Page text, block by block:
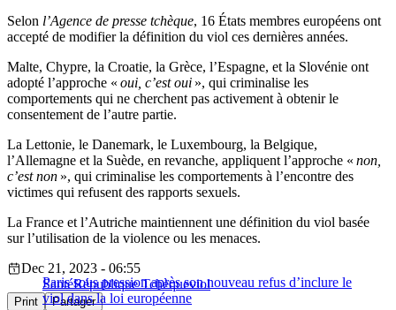
Selon l’Agence de presse tchèque, 16 États membres européens ont
accepté de modifier la définition du viol ces dernières années.
Malte, Chypre, la Croatie, la Grèce, l’Espagne, et la Slovénie ont
adopté l’approche « oui, c’est oui », qui criminalise les
comportements qui ne cherchent pas activement à obtenir le
consentement de l’autre partie.
La Lettonie, le Danemark, le Luxembourg, la Belgique,
l’Allemagne et la Suède, en revanche, appliquent l’approche « non,
c’est non », qui criminalise les comportements à l’encontre des
victimes qui refusent des rapports sexuels.
La France et l’Autriche maintiennent une définition du viol basée
sur l’utilisation de la violence ou les menaces.
Paris sous pression après son nouveau refus d’inclure le
viol dans la loi européenne
Dec 21, 2023 - 06:55
SantéRépublique Tchèqueviol
Print Partager